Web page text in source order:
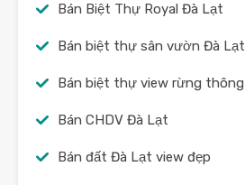
Bán Biệt Thự Royal Đà Lạt
Bán biệt thự sân vườn Đà Lạt
Bán biệt thự view rừng thông
Bán CHDV Đà Lạt
Bán đất Đà Lạt view đẹp